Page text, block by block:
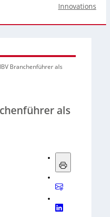
Innovations
Branchenführer als
als